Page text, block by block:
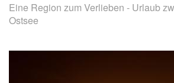
Eine Region zum Verlieben - Urlaub
Ostsee